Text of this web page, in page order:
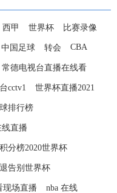
西甲 世界杯 比赛录像
中国足球 转会 CBA
常德电视台直播在线看
cctv1 世界杯直播2021
排行榜
直播
分榜2020世界杯
告别世界杯
现场直播 nba 在线